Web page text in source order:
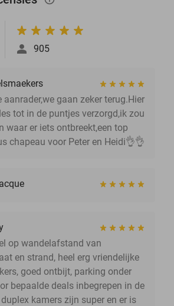
905
aanrader,we gaan zeker terug.Hier
tot in de puntjes verzorgd,ik zou
waar er iets ontbreekt,een top
chapeau voor Peter en Heidi👌👌
op wandelafstand van
en strand, heel erg vriendelijke
goed ontbijt, parking onder
bepaalde deals inbegrepen in de
kamers zijn super en er is